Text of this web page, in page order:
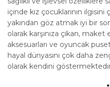
içinde kız çocuklarının
yakından göz atmak iyi bir
olarak karşınıza çıkan,
aksesuarları ve oyuncak
hayal dünyasını çok daha
olarak kendini